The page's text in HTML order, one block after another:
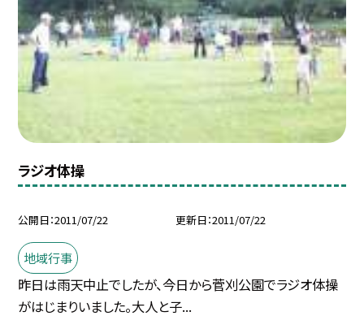
ラジオ体操
公開日 2011/07/22 更新日 2011/07/22
地域行事
昨日は雨天中止でしたが、今日から菅刈公園でラジオ体操
がはじまりいました。大人と子...